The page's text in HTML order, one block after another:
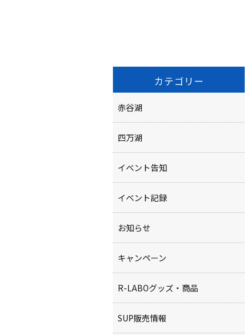
カテゴリー
赤谷湖
四万湖
イベント告知
イベント記録
お知らせ
キャンペーン
R-LABOグッズ・商品
SUP販売情報